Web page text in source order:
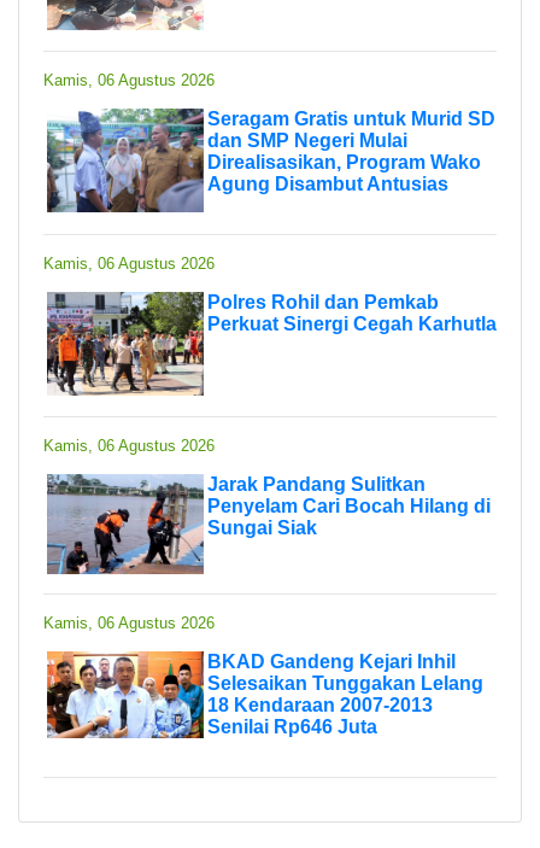
Kamis, 06 Agustus 2026
Seragam Gratis untuk Murid SD
dan SMP Negeri Mulai
Direalisasikan, Program Wako
Agung Disambut Antusias
Kamis, 06 Agustus 2026
Polres Rohil dan Pemkab
Perkuat Sinergi Cegah Karhutla
Kamis, 06 Agustus 2026
Jarak Pandang Sulitkan
Penyelam Cari Bocah Hilang di
Sungai Siak
Kamis, 06 Agustus 2026
BKAD Gandeng Kejari Inhil
Selesaikan Tunggakan Lelang
18 Kendaraan 2007-2013
Senilai Rp646 Juta